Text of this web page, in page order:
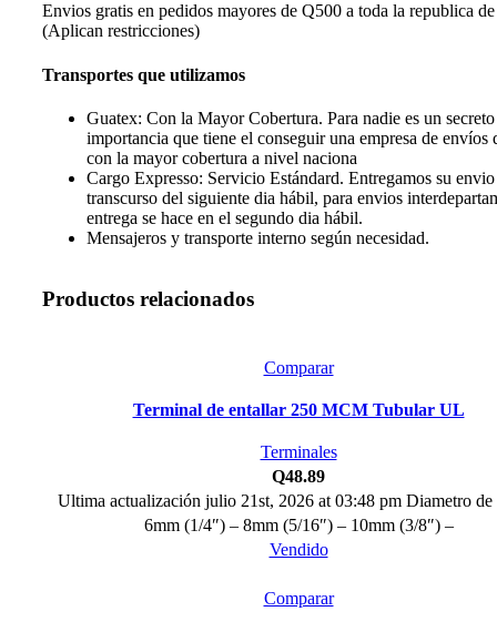
Envios gratis en pedidos mayores de Q500 a toda la republica
(Aplican restricciones)
Transportes que utilizamos
Guatex: Con la Mayor Cobertura. Para nadie es un
importancia que tiene el conseguir una empresa de envíos
con la mayor cobertura a nivel naciona
Cargo Expresso: Servicio Estándard. Entregamos su
transcurso del siguiente dia hábil, para envios
entrega se hace en el segundo dia hábil.
Mensajeros y transporte interno según necesidad.
Productos relacionados
Comparar
Terminal de entallar 250 MCM Tubular UL
Terminales
Q48.89
Ultima actualización julio 21st, 2026 at 03:48 pm Diametro de
6mm (1/4″) – 8mm (5/16″) – 10mm (3/8″) –
Vendido
Comparar